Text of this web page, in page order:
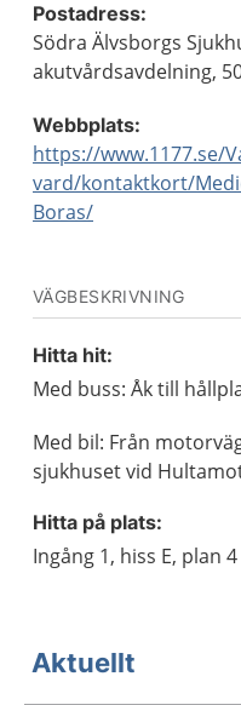
Postadress:
Södra Älvsborgs
akutvårdsavdelning,
Webbplats:
https://www.1177.se/
vard/kontaktkort/
Boras/
VÄGBESKRIVNING
Hitta hit:
Med buss: Åk till
Med bil: Från
sjukhuset vid
Hitta på plats:
Ingång 1, hiss E, plan 4
Aktuellt